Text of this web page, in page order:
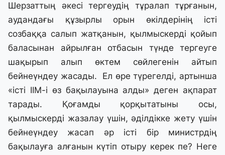
Шерзаттың әкесі тергеудің тұралап тұрғанын,
аудандағы құзырлы орын өкілдерінің істі
созбаққа салып жатқанын, қылмыскерді қойып
баласынан айрылған отбасын түнде тергеуге
шақырып алып өктем сөйлегенін айтып
бейнеүндеу жасады. Ел өре түрегелді, артынша
«істі ІІМ-і өз бақылауына алды» деген ақпарат
тарады. Қоғамды қорқытатыны осы,
қылмыскерді жазалау үшін, әділдікке жету үшін
бейнеүндеу жасап әр істі бір министрдің
бақылауға алғанын күтіп отыру керек пе? Неге